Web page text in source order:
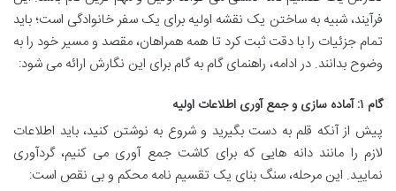
فرآیند، شبیه به ساختن یک نقشه اولیه برای یک سفر خانوادگی است؛ باید
تمام جزئیات را با دقت ثبت کرد تا همه همراهان، مقصد و مسیر خود را به
وضوح بدانند. در ادامه، راهنمای گام به گام برای این نگارش ارائه می شود:
گام ۱: آماده سازی و جمع آوری اطلاعات اولیه
پیش از آنکه قلم به دست بگیرید و شروع به نوشتن کنید، باید اطلاعات
لازم را مانند دانه هایی که برای کاشت جمع آوری می کنیم، گردآوری
نمایید. این مرحله، سنگ بنای یک تقسیم نامه محکم و بی نقص است: